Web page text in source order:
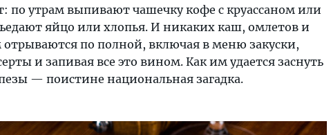
по утрам выпивают чашечку кофе с круассаном или
яйцо или хлопья. И никаких каш, омлетов и
отрываются по полной, включая в меню закуски,
и запивая все это вином. Как им удается заснуть
— поистине национальная загадка.